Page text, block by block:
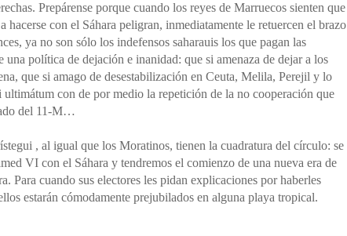
Prepárense porque cuando los reyes de Marruecos sienten que
hacerse con el Sáhara peligran, inmediatamente le retuercen el brazo
ya no son sólo los indefensos saharauis los que pagan las
una política de dejación e inanidad: que si amenaza de dejar a los
que si amago de desestabilización en Ceuta, Melila, Perejil y lo
ultimátum con de por medio la repetición de la no cooperación que
del 11-M…
, al igual que los Moratinos, tienen la cuadratura del círculo: se
VI con el Sáhara y tendremos el comienzo de una nueva era de
Para cuando sus electores les pidan explicaciones por haberles
estarán cómodamente prejubilados en alguna playa tropical.